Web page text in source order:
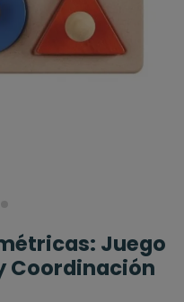
Juego
Coordinación